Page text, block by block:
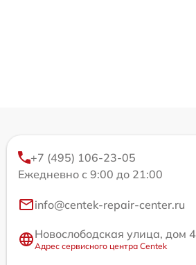
+7 (495) 106-23-05
Ежедневно с 9:00 до 21:00
info@centek-repair-center.ru
Новослободская улица, дом 4
Адрес сервисного центра Centek